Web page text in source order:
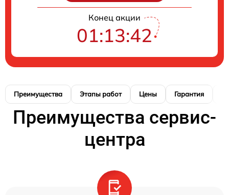
Конец акции
01:13:41
Преимущества Этапы работ Цены Гарантия
Преимущества сервис-
центра